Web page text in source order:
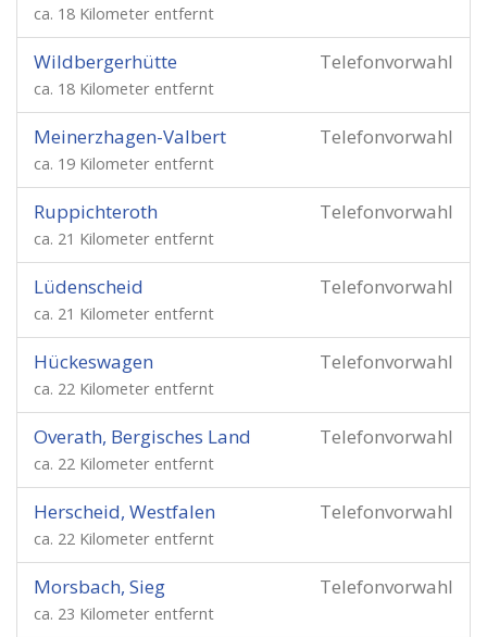
ca. 18 Kilometer entfernt
Telefonvorwahl
Wildbergerhütte
ca. 18 Kilometer entfernt
Telefonvorwahl
Meinerzhagen-Valbert
ca. 19 Kilometer entfernt
Telefonvorwahl
Ruppichteroth
ca. 21 Kilometer entfernt
Telefonvorwahl
Lüdenscheid
ca. 21 Kilometer entfernt
Telefonvorwahl
Hückeswagen
ca. 22 Kilometer entfernt
Telefonvorwahl
Overath, Bergisches Land
ca. 22 Kilometer entfernt
Telefonvorwahl
Herscheid, Westfalen
ca. 22 Kilometer entfernt
Telefonvorwahl
Morsbach, Sieg
ca. 23 Kilometer entfernt